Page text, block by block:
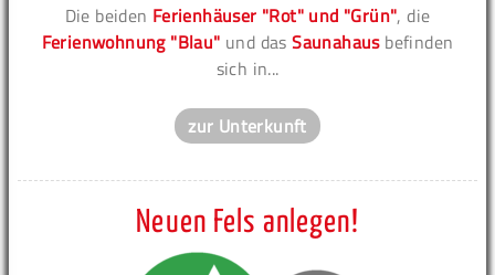
Die beiden Ferienhäuser "Rot" und "Grün", die
Ferienwohnung "Blau" und dasSaunahausbefinden
sich in...
zur Unterkunft
Neuen Fels anlegen!